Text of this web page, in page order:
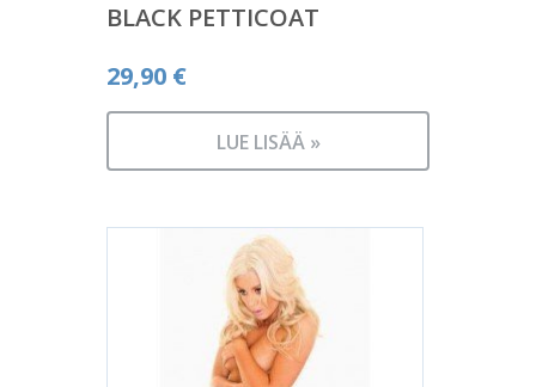
BLACK PETTICOAT
29,90 €
LUE LISÄÄ »